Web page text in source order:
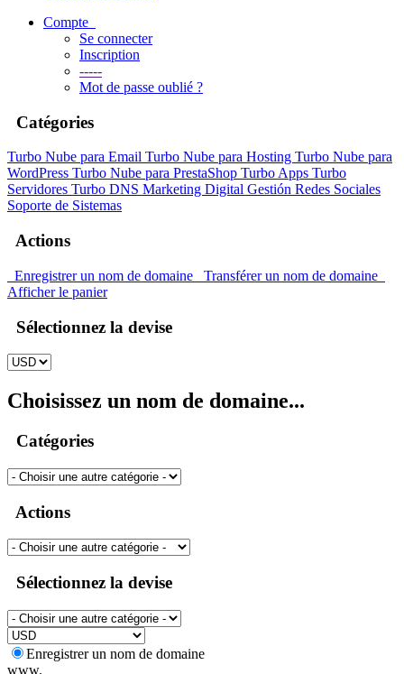
Compte
Se connecter
Inscription
-----
Mot de passe oublié ?
Catégories
Turbo Nube para Email Turbo Nube para Hosting Turbo Nube para
WordPress Turbo Nube para PrestaShop Turbo Apps Turbo
Servidores Turbo DNS Marketing Digital Gestión Redes Sociales
Soporte de Sistemas
Actions
Enregistrer un nom de domaine
Transférer un nom de domaine
Afficher le panier
Sélectionnez la devise
Choisissez un nom de domaine...
Catégories
Actions
Sélectionnez la devise
Enregistrer un nom de domaine
www.